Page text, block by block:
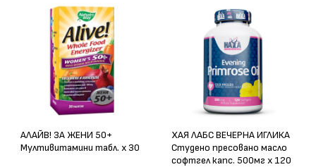
АЛАЙВ! ЗА ЖЕНИ 50+
Мултивитамини табл. x 30
ХАЯ ЛАБС ВЕЧЕРНА ИГЛИКА
Студено пресовано масло
софтгел капс. 500мг х 120